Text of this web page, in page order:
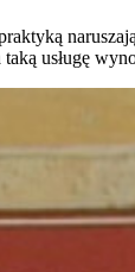
usługę